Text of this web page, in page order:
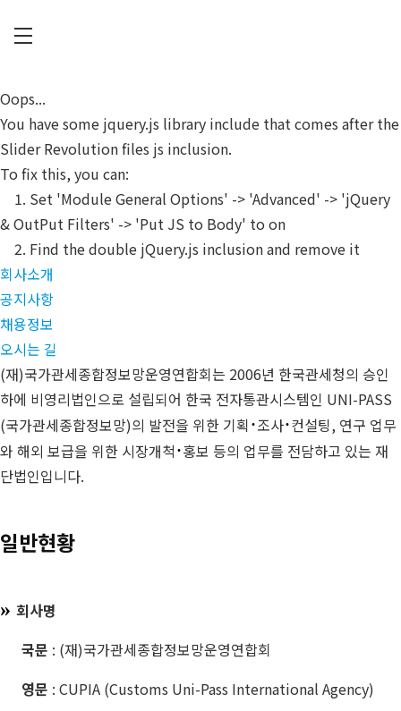
P
Oops...
You have some jquery.js library include that comes after the
Slider Revolution files js inclusion.
To fix this, you can:
1. Set 'Module General Options' -> 'Advanced' -> 'jQuery
& OutPut Filters' -> 'Put JS to Body' to on
2. Find the double jQuery.js inclusion and remove it
회사소개
공지사항
채용정보
오시는 길
(재)국가관세종합정보망운영연합회는 2006년 한국관세청의 승인
하에 비영리법인으로 설립되어 한국 전자통관시스템인 UNI-PASS
(국가관세종합정보망)의 발전을 위한 기획·조사·컨설팅, 연구 업무
와 해외 보급을 위한 시장개척·홍보 등의 업무를 전담하고 있는 재
단법인입니다.
일반현황
» 회사명
국문 : (재)국가관세종합정보망운영연합회
영문 : CUPIA (Customs Uni-Pass International Agency)